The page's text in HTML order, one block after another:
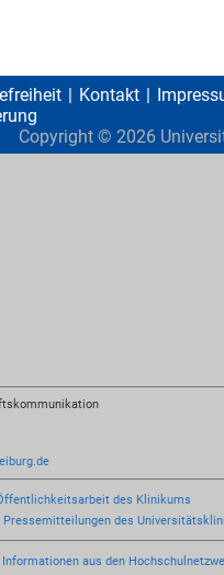
Kontakt
Copyright © 2026
des Klinikums
des
aus den